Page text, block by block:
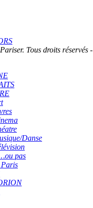
Tous droits réservés -
Danse
pas
Paris